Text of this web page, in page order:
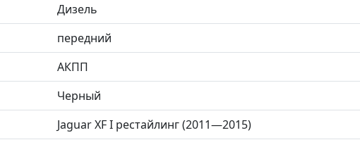
Дизель
передний
АКПП
Черный
Jaguar XF I рестайлинг (2011—2015)